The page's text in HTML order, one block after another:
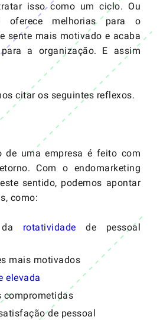
isso como um ciclo. Ou
oferece melhorias para o
sente mais motivado e acaba
a organização. E assim
citar os seguintes reflexos.
de uma empresa é feito com
Com o endomarketing
sentido, podemos apontar
como:
rotatividade de pessoal
mais motivados
elevada
comprometidas
de pessoal